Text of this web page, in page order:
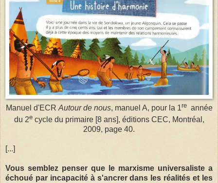
Manuel d'ECR Autour de nous, manuel A, pour la 1reannée
du 2ecycle du primaire [8 ans], éditions CEC, Montréal,
2009, page 40.
[...]
Vous semblez penser que le marxisme universaliste a
échoué par incapacité à s'ancrer dans les réalités et les